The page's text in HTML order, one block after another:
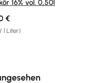
16% vol. 0,50l
1 Liter)
Preis:
€